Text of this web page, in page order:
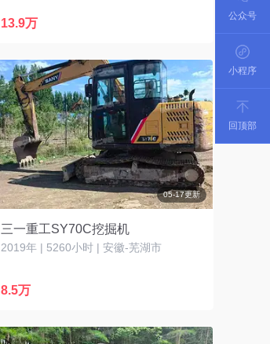
13.9万
05-17更新
三一重工SY70C挖掘机
2019年 | 5260小时 | 安徽-芜湖市
8.5万
公众号
小程序
回顶部